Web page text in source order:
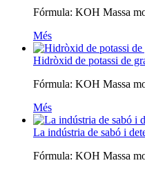
Fórmula: KOH Massa
Més
Hidròxid de potassi de
Fórmula: KOH Massa
Més
La indústria de sabó i
Fórmula: KOH Massa